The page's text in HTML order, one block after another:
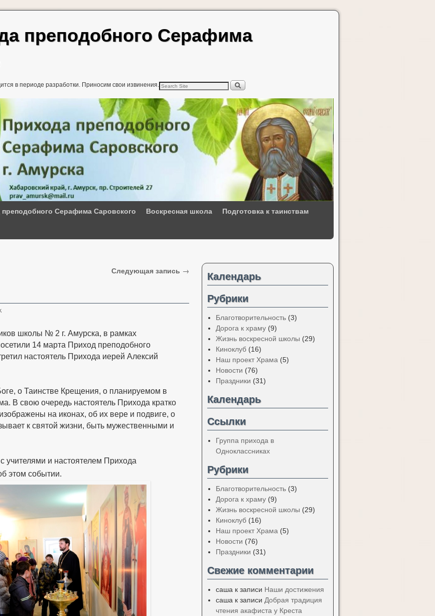
преподобного Серафима
в периоде разработки. Приносим свои извинения.
Серафима Саровского Воскресная школа
Подготовка к таинствам
Следующая запись →
школы № 2 г. Амурска, в рамках
14 марта Приход преподобного
настоятель Прихода иерей Алексий
о Таинстве Крещения, о планируемом в
В свою очередь настоятель Прихода кратко
на иконах, об их вере и подвиге, о
к святой жизни, быть мужественными и
учителями и настоятелем Прихода
этом событии.
Календарь
Рубрики
Благотворительность (3)
Дорога к храму (9)
Жизнь воскресной школы (29)
Киноклуб (16)
Наш проект Храма (5)
Новости (76)
Праздники (31)
Календарь
Ссылки
Группа прихода в
Одноклассниках
Рубрики
Благотворительность (3)
Дорога к храму (9)
Жизнь воскресной школы (29)
Киноклуб (16)
Наш проект Храма (5)
Новости (76)
Праздники (31)
Свежие комментарии
саша к записи Наши достижения
саша к записи Добрая традиция
чтения акафиста у Креста